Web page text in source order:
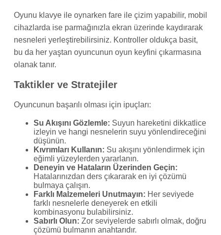
Oyunu klavye ile oynarken fare ile çizim yapabilir, mobil
cihazlarda ise parmağınızla ekran üzerinde kaydırarak
nesneleri yerleştirebilirsiniz. Kontroller oldukça basit,
bu da her yaştan oyuncunun oyun keyfini çıkarmasına
olanak tanır.
Taktikler ve Stratejiler
Oyuncunun başarılı olması için ipuçları:
Su Akışını Gözlemle: Suyun hareketini dikkatlice
izleyin ve hangi nesnelerin suyu yönlendireceğini
düşünün.
Kıvrımları Kullanın: Su akışını yönlendirmek için
eğimli yüzeylerden yararlanın.
Deneyin ve Hataların Üzerinden Geçin:
Hatalarınızdan ders çıkararak en iyi çözümü
bulmaya çalışın.
Farklı Malzemeleri Unutmayın: Her seviyede
farklı nesnelerle deneyerek en etkili
kombinasyonu bulabilirsiniz.
Sabırlı Olun: Zor seviyelerde sabırlı olmak, doğru
çözümü bulmanın anahtarıdır.